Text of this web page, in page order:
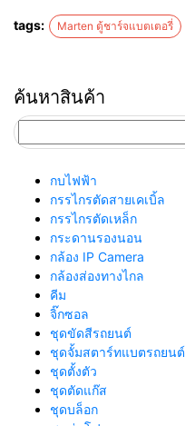
tags: Marten ตู้ชาร์จแบตเตอรี่
ค้นหาสินค้า
สำหรับ:
กบไฟฟ้า
กรรไกรตัดสายเคเบิ้ล
กรรไกรตัดเหล็ก
กระดานรองนอน
กล้อง IP Camera
กล้องส่องทางไกล
คีม
จิ๊กซอล
ชุดขัดสีรถยนต์​
ชุดจั้มสตาร์ทแบตรถยนต์
ชุดตั้งตัว
ชุดตัดแก๊ส
ชุดบล็อก